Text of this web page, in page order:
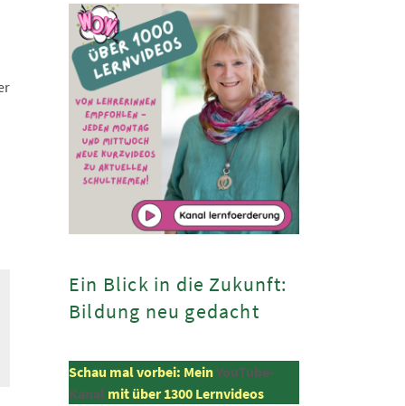
Ein Blick in die Zukunft:
Bildung neu gedacht
Schau mal vorbei: MeinYouTube-
Kanal mit über 1300 Lernvideos